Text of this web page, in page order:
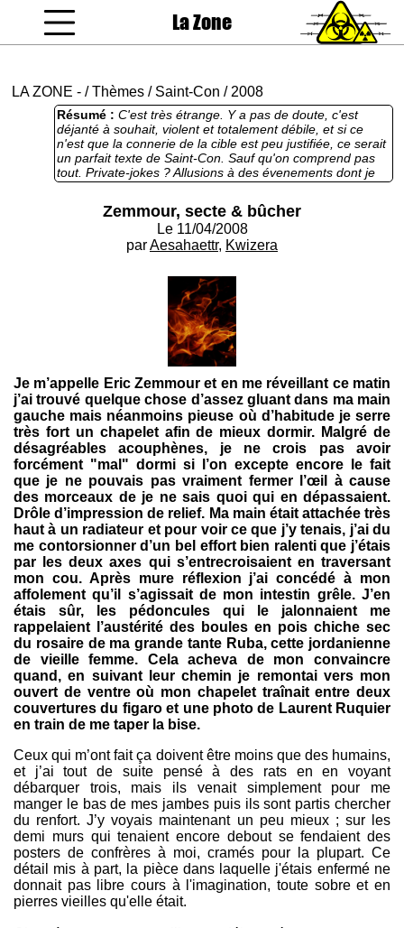
La Zone
LA ZONE - /Thèmes / Saint-Con / 2008
Résumé : C'est très étrange. Y a pas de doute, c'est
déjanté à souhait, violent et totalement débile, et si ce
n'est que la connerie de la cible est peu justifiée, ce serait
un parfait texte de Saint-Con. Sauf qu'on comprend pas
tout. Private-jokes ? Allusions à des évenements dont je
n'ai pas eu vent ? Aucune idée, mais je suis frustré.
Zemmour, secte & bûcher
Le 11/04/2008
parAesahaettr, Kwizera
Je m’appelle Eric Zemmour et en me réveillant ce matin
j’ai trouvé quelque chose d’assez gluant dans ma main
gauche mais néanmoins pieuse où d’habitude je serre
très fort un chapelet afin de mieux dormir. Malgré de
désagréables acouphènes, je ne crois pas avoir
forcément "mal" dormi si l’on excepte encore le fait
que je ne pouvais pas vraiment fermer l’œil à cause
des morceaux de je ne sais quoi qui en dépassaient.
Drôle d’impression de relief. Ma main était attachée très
haut à un radiateur et pour voir ce que j’y tenais, j’ai du
me contorsionner d’un bel effort bien ralenti que j’étais
par les deux axes qui s’entrecroisaient en traversant
mon cou. Après mure réflexion j’ai concédé à mon
affolement qu’il s’agissait de mon intestin grêle. J’en
étais sûr, les pédoncules qui le jalonnaient me
rappelaient l’austérité des boules en pois chiche sec
du rosaire de ma grande tante Ruba, cette jordanienne
de vieille femme. Cela acheva de mon convaincre
quand, en suivant leur chemin je remontai vers mon
ouvert de ventre où mon chapelet traînait entre deux
couvertures du figaro et une photo de Laurent Ruquier
en train de me taper la bise.
Ceux qui m’ont fait ça doivent être moins que des humains,
et j’ai tout de suite pensé à des rats en en voyant
débarquer trois, mais ils venait simplement pour me
manger le bas de mes jambes puis ils sont partis chercher
du renfort. J’y voyais maintenant un peu mieux ; sur les
demi murs qui tenaient encore debout se fendaient des
posters de confrères à moi, cramés pour la plupart. Ce
détail mis à part, la pièce dans laquelle j'étais enfermé ne
donnait pas libre cours à l'imagination, toute sobre et en
pierres vieilles qu'elle était.